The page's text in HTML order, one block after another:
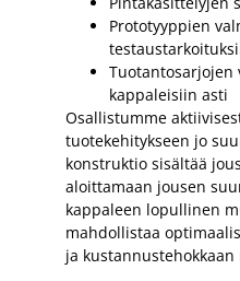
Prototyyppien
kappaleisiin asti
Osallistumme
tuotekehitykseen jo
konstruktio sisältää
aloittamaan jousen
kappaleen lopullinen
mahdollistaa
ja kustannustehokkaan